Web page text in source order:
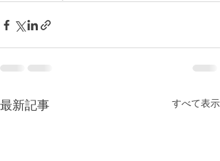
最新記事 すべて表示